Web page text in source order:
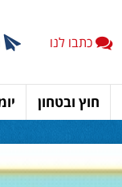
כתבו לנו
חוץ ובטחון